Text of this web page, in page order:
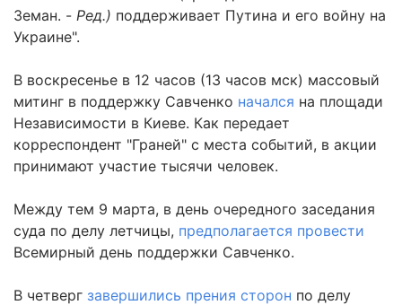
Земан. - Ред.) поддерживает Путина и его войну на
Украине".
В воскресенье в 12 часов (13 часов мск) массовый
митинг в поддержку Савченко начался на площади
Независимости в Киеве. Как передает
корреспондент "Граней" с места событий, в акции
принимают участие тысячи человек.
Между тем 9 марта, в день очередного заседания
суда по делу летчицы, предполагается провести
Всемирный день поддержки Савченко.
В четверг завершились прения сторон по делу